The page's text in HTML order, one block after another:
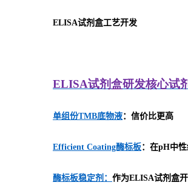
ELISA试剂盒工艺开发
ELISA试剂盒研发核心试
单组份TMB底物液：信价比更高
Efficient Coating酶标板：在pH中
酶标板稳定剂： 作为ELISA试剂盒